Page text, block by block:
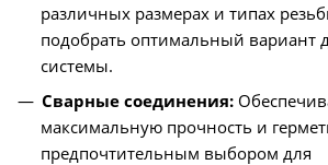
различных размерах и типах
подобрать оптимальный вариант
системы.
Сварные соединения:
максимальную прочность и
предпочтительным выбором для